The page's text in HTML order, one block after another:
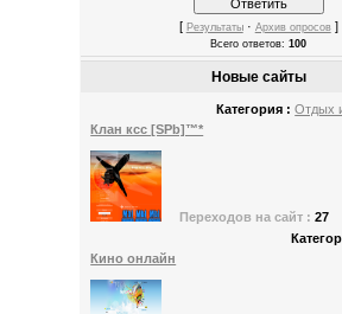
[ Результаты· Архив опросов]
Всего ответов:100
Новые сайты
Категория : Отдых
Клан ксс [SPb]™*
Переходов на сайт : 27
Кино онлайн